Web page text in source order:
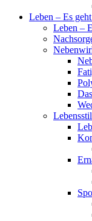
Leben – Es
Leben –